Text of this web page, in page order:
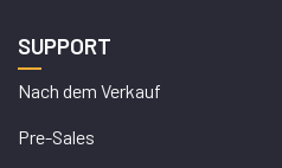
SUPPORT
Nach dem Verkauf
Pre-Sales